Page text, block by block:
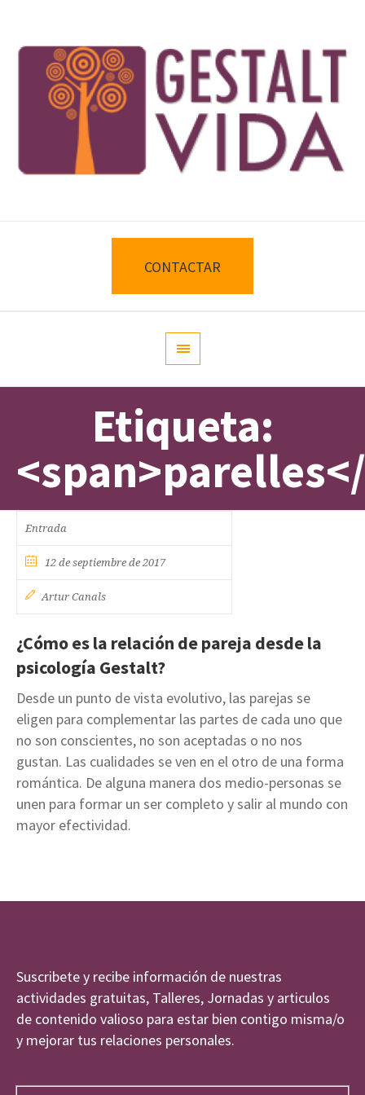
CONTACTAR
Etiqueta:
Entrada
12 de septiembre de 2017
Artur Canals
¿Cómo es la relación de pareja desde la
psicología Gestalt?
Desde un punto de vista evolutivo, las parejas se
eligen para complementar las partes de cada uno que
no son conscientes, no son aceptadas o no nos
gustan. Las cualidades se ven en el otro de una forma
romántica. De alguna manera dos medio-personas se
unen para formar un ser completo y salir al mundo con
mayor efectividad.
Suscribete y recibe información de nuestras
actividades gratuitas, Talleres, Jornadas y articulos
de contenido valioso para estar bien contigo misma/o
y mejorar tus relaciones personales.